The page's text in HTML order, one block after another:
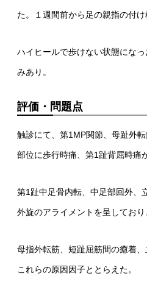
た。１週間前から足の親指の付け
ハイヒールで歩けない状態にな
みあり。
評価・問題点
触診にて、第1MP関節、母趾外
部位に歩行時痛、第1趾背屈時痛
第1趾中足骨内転、中足部回外、
外旋のアライメントを呈しており
母指外転筋、短趾屈筋間の癒着
これらの原因因子ととらえた。